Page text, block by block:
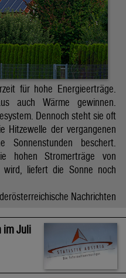
für hohe Energieerträge.
auch Wärme gewinnen.
Dennoch steht sie oft
Hitzewelle der vergangenen
Sonnenstunden beschert.
hohen Stromerträge von
wird, liefert die Sonne noch
Nachrichten
im Juli